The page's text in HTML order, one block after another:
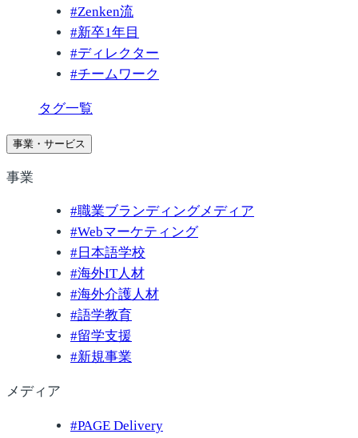
#Zenken流
#新卒1年目
#ディレクター
#チームワーク
タグ一覧
事業・サービス
事業
#職業ブランディングメディア
#Webマーケティング
# 日本語学校
#海外IT人材
#海外介護人材
#語学教育
#留学支援
#新規事業
メディア
#PAGE Delivery